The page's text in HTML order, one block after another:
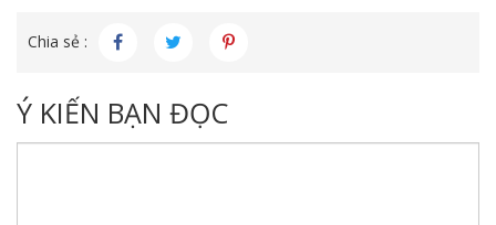
Chia sẻ :
Ý KIẾN BẠN ĐỌC